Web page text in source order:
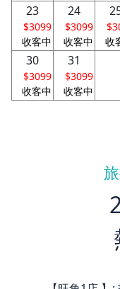
23
$3099
收客中
24
$3099
收客中
收
30
$3099
收客中
31
$3099
收客中